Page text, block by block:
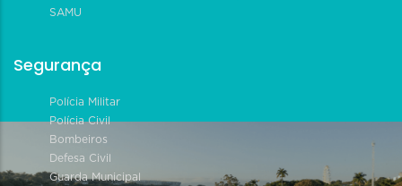
SAMU
Segurança
Polícia Militar
Polícia Civil
Bombeiros
Defesa Civil
Guarda Municipal